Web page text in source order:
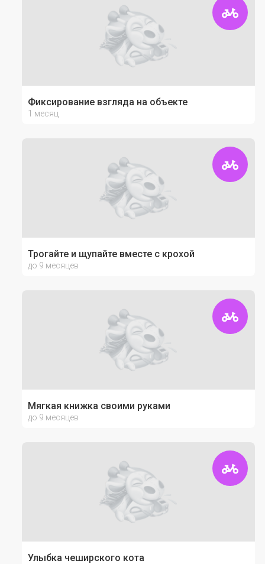
Фиксирование взгляда на объекте
1 месяц
Трогайте и щупайте вместе с крохой
до 9 месяцев
Мягкая книжка своими руками
до 9 месяцев
Улыбка чеширского кота